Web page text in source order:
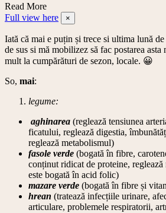
primăvară:
mai
Read More
Full view here
×
Iată că mai e puțin și trece si ultima lună
de sus si mă mobilizez să fac postarea asta
mult la cumpărături de sezon, locale. 😀
So, mai:
legume:
aghinarea (reglează tensiunea
ficatului, reglează digestia,
reglează metabolismul)
fasole verde (bogată în fibre,
conținut ridicat de proteine,
este bogată în acid folic)
mazare verde (bogată în fibre și
hrean (tratează infecțiile urinare,
articulare, problemele respiratorii,